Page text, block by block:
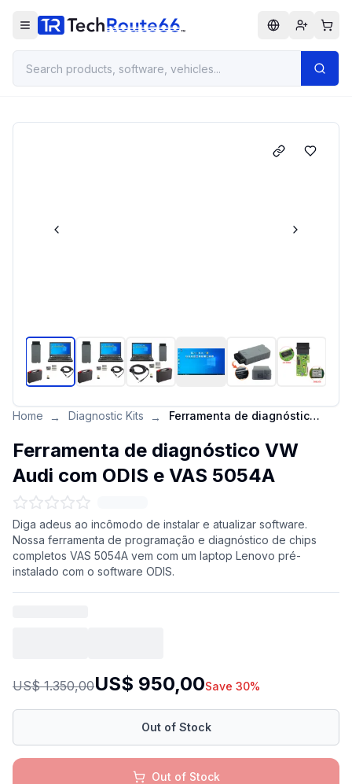
Home → Diagnostic Kits → Ferramenta de diagnóstico VW Audi com ODIS e VAS 5054A
Ferramenta de diagnóstico VW
Audi com ODIS e VAS 5054A
Diga adeus ao incômodo de instalar e atualizar software.
Nossa ferramenta de programação e diagnóstico de chips
completos VAS 5054A vem com um laptop Lenovo pré-
instalado com o software ODIS.
US$ 1.350,00US$ 950,00Save 30%
Out of Stock
Out of Stock